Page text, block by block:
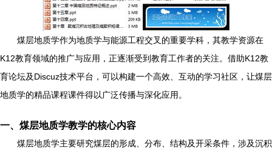
煤层地质学作为地质学与能源工程交叉的重要学科，其教学资源在
K12教育领域的推广与应用，正逐渐受到教育工作者的关注。借助K12教
育论坛及Discuz技术平台，可以构建一个高效、互动的学习社区，让煤层
地质学的精品课程课件得以广泛传播与深化应用。
一、煤层地质学教学的核心内容
煤层地质学主要研究煤层的形成、分布、结构及开采条件，涉及沉积